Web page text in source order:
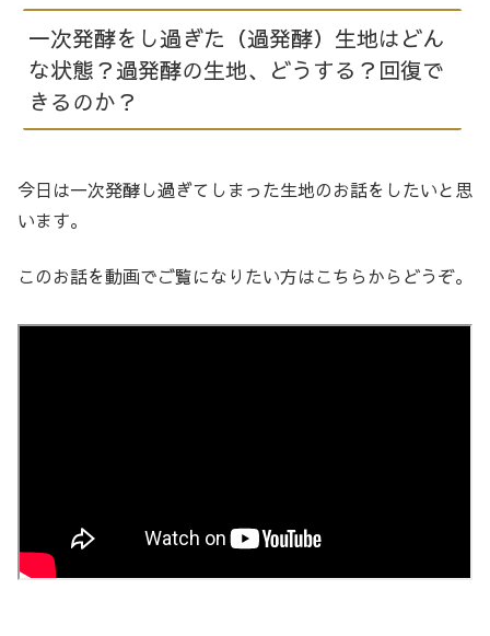
一次発酵をし過ぎた（過発酵）生地はどん
な状態？過発酵の生地、どうする？回復で
きるのか？
今日は一次発酵し過ぎてしまった生地のお話をしたいと思
います。
このお話を動画でご覧になりたい方はこちらからどうぞ。